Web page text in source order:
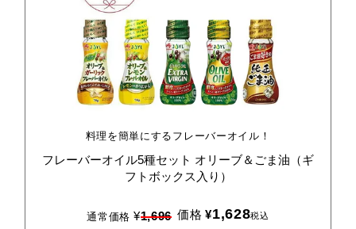
料理を簡単にするフレーバーオイル！
フレーバーオイル5種セット オリーブ＆ごま油（ギ
フトボックス入り）
通常価格 ¥1,696 価格 ¥1,628税込